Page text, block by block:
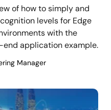
of how to simply and
levels for Edge
with the
application example.
Manager